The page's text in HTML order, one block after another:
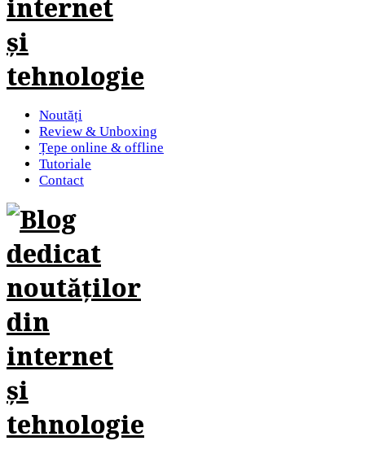
Noutăți
Review & Unboxing
Țepe online & offline
Tutoriale
Contact